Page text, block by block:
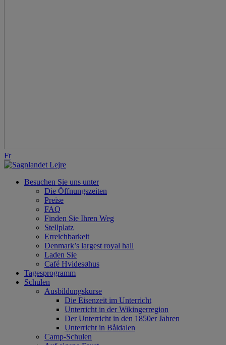
Fr
Besuchen Sie uns unter
Die Öffnungszeiten
Preise
FAQ
Finden Sie Ihren Weg
Stellplatz
Erreichbarkeit
Denmark’s largest royal hall
Laden Sie
Café Hvidesøhus
Tagesprogramm
Schulen
Ausbildungskurse
Die Eisenzeit im Unterricht
Unterricht in der Wikingerregion
Der Unterricht in den 1850er Jahren
Unterricht in Båldalen
Camp-Schulen